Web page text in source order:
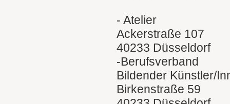
- Atelier
Ackerstraße 107
40233 Düsseldorf
-Berufsverband
Bildender Künstler/
Birkenstraße 59